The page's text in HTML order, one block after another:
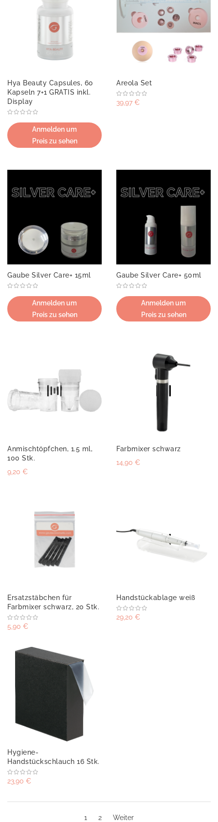
Hya Beauty Capsules, 60
Kapseln 7+1 GRATIS inkl.
Display
Anmelden um
Preis zu sehen
Areola Set
39,97 €
Gaube Silver Care+ 15ml
Anmelden um
Preis zu sehen
Gaube Silver Care+ 50ml
Anmelden um
Preis zu sehen
Anmischtöpfchen, 1.5 ml,
100 Stk.
9,20 €
Farbmixer schwarz
14,90 €
Ersatzstäbchen für
Farbmixer schwarz, 20 Stk.
5,90 €
Handstückablage weiß
29,20 €
Hygiene-
Handstückschlauch 16 Stk.
23,90 €
1 2 Weiter